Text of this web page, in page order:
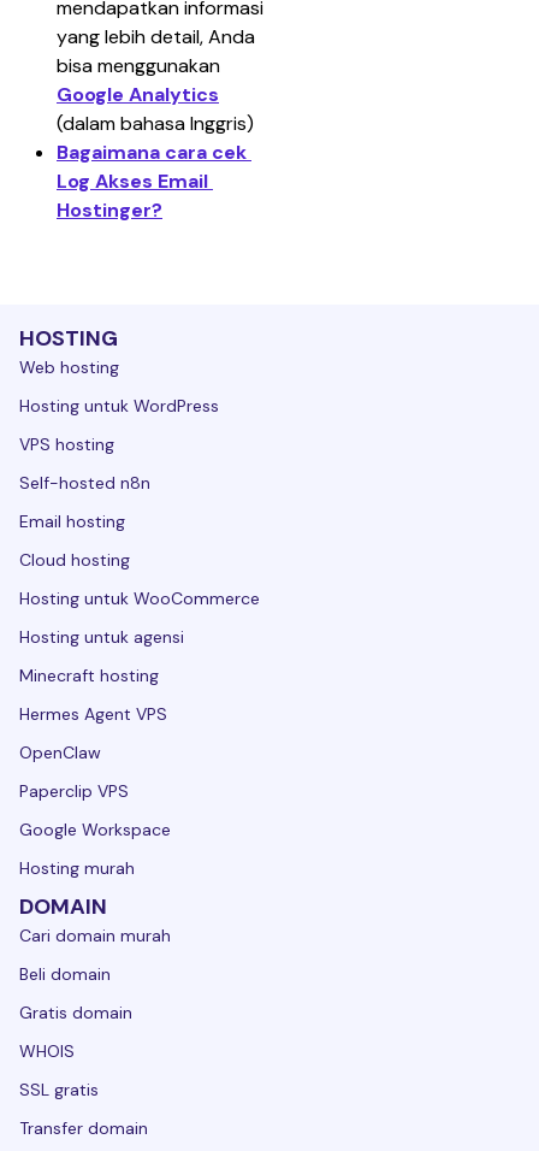
mendapatkan informasi
yang lebih detail, Anda
bisa menggunakan
Google Analytics
(dalam bahasa Inggris)
Bagaimana cara cek
Log Akses Email
Hostinger?
HOSTING
Web hosting
Hosting untuk WordPress
VPS hosting
Self-hosted n8n
Email hosting
Cloud hosting
Hosting untuk WooCommerce
Hosting untuk agensi
Minecraft hosting
Hermes Agent VPS
OpenClaw
Paperclip VPS
Google Workspace
Hosting murah
DOMAIN
Cari domain murah
Beli domain
Gratis domain
WHOIS
SSL gratis
Transfer domain